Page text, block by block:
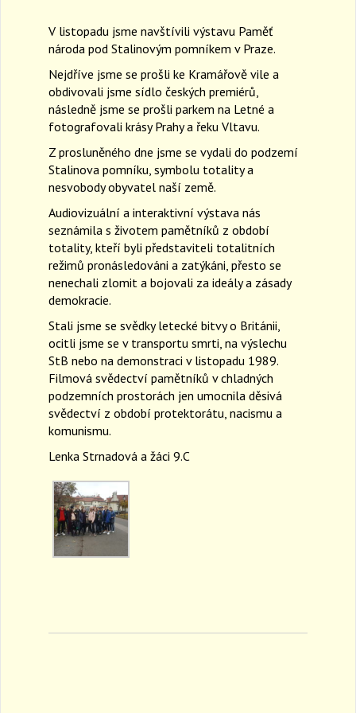
V listopadu jsme navštívili výstavu Paměť
národa pod Stalinovým pomníkem v Praze.
Nejdříve jsme se prošli ke Kramářově vile a
obdivovali jsme sídlo českých premiérů,
následně jsme se prošli parkem na Letné a
fotografovali krásy Prahy a řeku Vltavu.
Z prosluněného dne jsme se vydali do podzemí
Stalinova pomníku, symbolu totality a
nesvobody obyvatel naší země.
Audiovizuální a interaktivní výstava nás
seznámila s životem pamětníků z období
totality, kteří byli představiteli totalitních
režimů pronásledováni a zatýkáni, přesto se
nenechali zlomit a bojovali za ideály a zásady
demokracie.
Stali jsme se svědky letecké bitvy o Británii,
ocitli jsme se v transportu smrti, na výslechu
StB nebo na demonstraci v listopadu 1989.
Filmová svědectví pamětníků v chladných
podzemních prostorách jen umocnila děsivá
svědectví z období protektorátu, nacismu a
komunismu.
Lenka Strnadová a žáci 9.C